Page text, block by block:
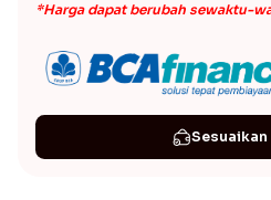
*Harga dapat berubah sewaktu-
Sesuaikan